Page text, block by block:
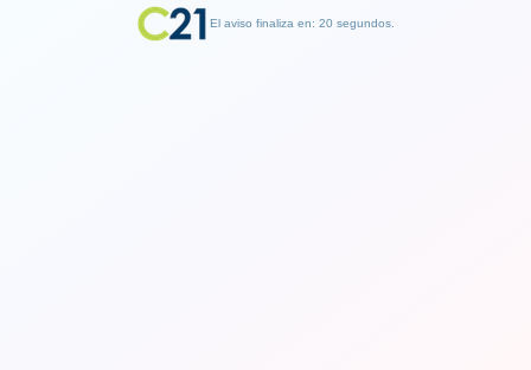
El aviso finaliza en: 19 segundos.